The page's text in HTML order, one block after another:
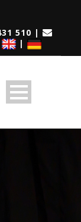
510 |
|